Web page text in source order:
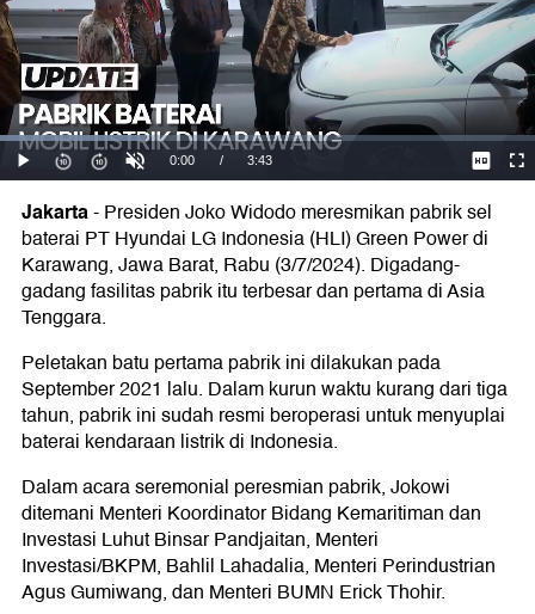
Jakarta-Presiden Joko Widodo meresmikan pabrik sel
baterai PT Hyundai LG Indonesia (HLI) Green Power di
Karawang, Jawa Barat, Rabu (3/7/2024). Digadang-
gadang fasilitas pabrik itu terbesar dan pertama di Asia
Tenggara.
Peletakan batu pertama pabrik ini dilakukan pada
September 2021 lalu. Dalam kurun waktu kurang dari tiga
tahun, pabrik ini sudah resmi beroperasi untuk menyuplai
baterai kendaraan listrik di Indonesia.
Dalam acara seremonial peresmian pabrik, Jokowi
ditemani Menteri Koordinator Bidang Kemaritiman dan
Investasi Luhut Binsar Pandjaitan, Menteri
Investasi/BKPM, Bahlil Lahadalia, Menteri Perindustrian
Agus Gumiwang, dan Menteri BUMN Erick Thohir.